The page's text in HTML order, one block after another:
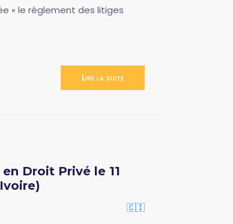
« le règlement des litiges
Lire la suite
Droit Privé le 11
🇨🇮